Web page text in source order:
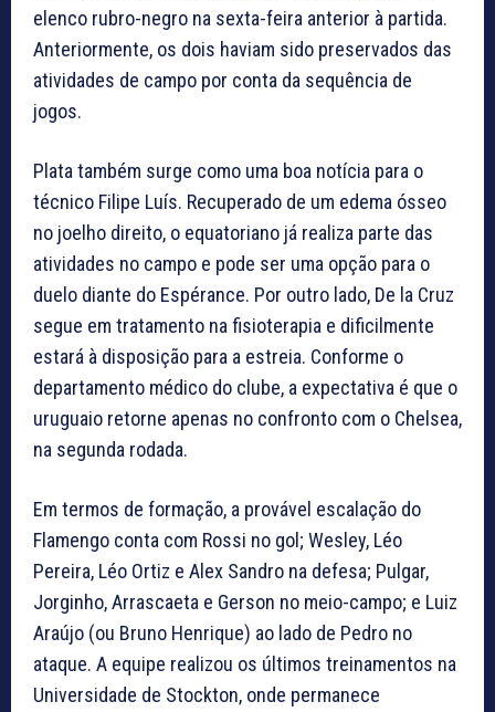
elenco rubro-negro na sexta-feira anterior à partida.
Anteriormente, os dois haviam sido preservados das
atividades de campo por conta da sequência de
jogos.
Plata também surge como uma boa notícia para o
técnico Filipe Luís. Recuperado de um edema ósseo
no joelho direito, o equatoriano já realiza parte das
atividades no campo e pode ser uma opção para o
duelo diante do Espérance. Por outro lado, De la Cruz
segue em tratamento na fisioterapia e dificilmente
estará à disposição para a estreia. Conforme o
departamento médico do clube, a expectativa é que o
uruguaio retorne apenas no confronto com o Chelsea,
na segunda rodada.
Em termos de formação, a provável escalação do
Flamengo conta com Rossi no gol; Wesley, Léo
Pereira, Léo Ortiz e Alex Sandro na defesa; Pulgar,
Jorginho, Arrascaeta e Gerson no meio-campo; e Luiz
Araújo (ou Bruno Henrique) ao lado de Pedro no
ataque. A equipe realizou os últimos treinamentos na
Universidade de Stockton, onde permanece